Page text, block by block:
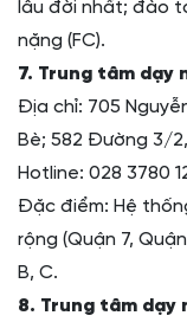
lâu đời nhất; đào
nặng (FC).
7. Trung tâm dạy
Địa chỉ: 705
Bè; 582 Đường 3/
Hotline: 028 3780
Đặc điểm: Hệ
rộng (Quận 7,
B, C.
8. Trung tâm dạy